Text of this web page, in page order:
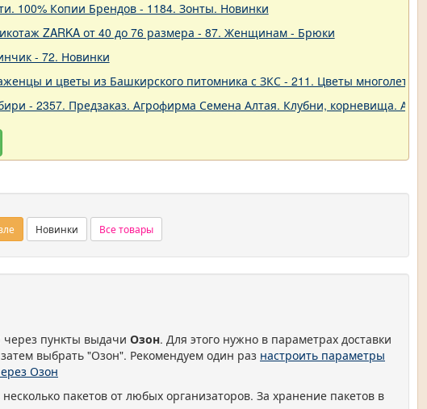
100% Копии Брендов - 1184. Зонты. Новинки
ZARKA от 40 до 76 размера - 87. Женщинам - Брюки
- 72. Новинки
и цветы из Башкирского питомника с ЗКС - 211. Цветы
- 2357. Предзаказ. Агрофирма Семена Алтая. Клубни, корневища.
Новинки Все товары
через пункты выдачи Озон. Для этого нужно в параметрах доставки
выбрать "Озон". Рекомендуем один раз настроить параметры
Озон
пакетов от любых организаторов. За хранение пакетов в